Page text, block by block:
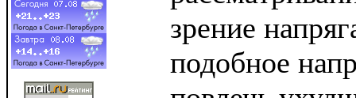
зрение
подобное